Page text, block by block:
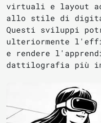
virtuali e layout
allo stile di
Questi sviluppi
ulteriormente
e rendere
dattilografia più